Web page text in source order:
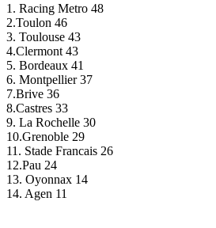
1. Racing Metro 48
2.Toulon 46
3. Toulouse 43
4.Clermont 43
5. Bordeaux 41
6. Montpellier 37
7.Brive 36
8.Castres 33
9. La Rochelle 30
10.Grenoble 29
11. Stade Francais 26
12.Pau 24
13. Oyonnax 14
14. Agen 11